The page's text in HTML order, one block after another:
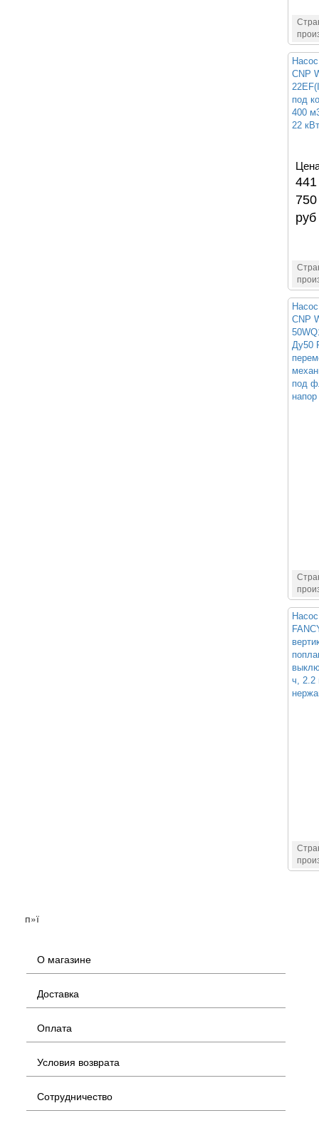
CNP
под
400
22 кВт
441
750
руб
CNP
Ду50
под
ч, 2.2
п»ї
О магазине
Доставка
Оплата
Условия возврата
Сотрудничество